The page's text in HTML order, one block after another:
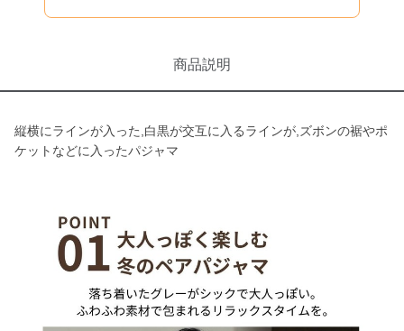
商品説明
縦横にラインが入った,白黒が交互に入るラインが,ズボンの裾やポ
ケットなどに入ったパジャマ